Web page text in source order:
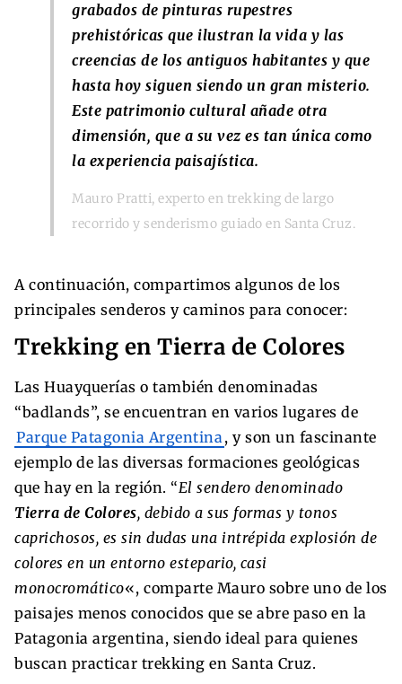
grabados de pinturas rupestres
prehistóricas que ilustran la vida y las
creencias de los antiguos habitantes y que
hasta hoy siguen siendo un gran misterio.
Este patrimonio cultural añade otra
dimensión, que a su vez es tan única como
la experiencia paisajística.
Mauro Pratti, experto en trekking de largo
recorrido y senderismo guiado en Santa Cruz.
A continuación, compartimos algunos de los
principales senderos y caminos para conocer:
Trekking en Tierra de Colores
Las Huayquerías o también denominadas
“badlands”, se encuentran en varios lugares de
Parque Patagonia Argentina, y son un fascinante
ejemplo de las diversas formaciones geológicas
que hay en la región. “El sendero denominado
Tierra de Colores, debido a sus formas y tonos
caprichosos, es sin dudas una intrépida explosión de
colores en un entorno estepario, casi
monocromático«, comparte Mauro sobre uno de los
paisajes menos conocidos que se abre paso en la
Patagonia argentina, siendo ideal para quienes
buscan practicar trekking en Santa Cruz.